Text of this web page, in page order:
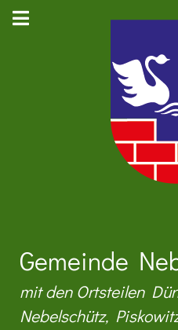
Gemeinde
mit den Ortsteilen
Nebelschütz,